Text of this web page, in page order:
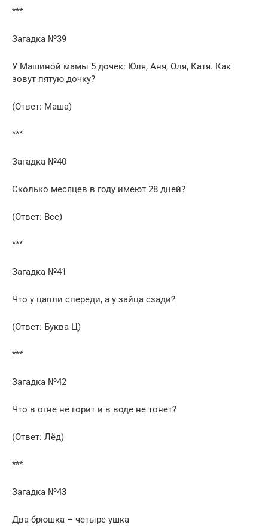
***
Загадка №39
У Машиной мамы 5 дочек: Юля, Аня, Оля, Катя. Как
зовут пятую дочку?
(Ответ: Маша)
***
Загадка №40
Сколько месяцев в году имеют 28 дней?
(Ответ: Все)
***
Загадка №41
Что у цапли спереди, а у зайца сзади?
(Ответ: Буква Ц)
***
Загадка №42
Что в огне не горит и в воде не тонет?
(Ответ: Лёд)
***
Загадка №43
Два брюшка – четыре ушка